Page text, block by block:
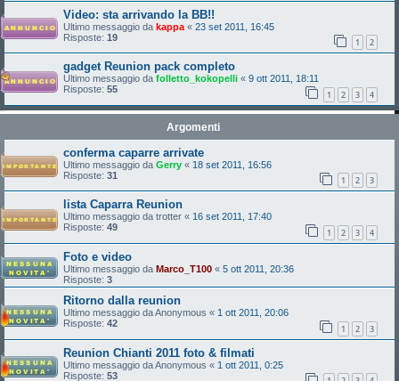
Video: sta arrivando la BB!!
Ultimo messaggio da kappa « 23 set 2011, 16:45
Risposte: 19 1 2
gadget Reunion pack completo
Ultimo messaggio da folletto_kokopelli « 9 ott 2011, 18:11
Risposte: 55 1 2 3 4
Argomenti
conferma caparre arrivate
Ultimo messaggio da Gerry « 18 set 2011, 16:56
Risposte: 31 1 2 3
lista Caparra Reunion
Ultimo messaggio da trotter « 16 set 2011, 17:40
Risposte: 49 1 2 3 4
Foto e video
Ultimo messaggio da Marco_T100 « 5 ott 2011, 20:36
Risposte: 3
Ritorno dalla reunion
Ultimo messaggio daAnonymous « 1 ott 2011, 20:06
Risposte: 42 1 2 3
Reunion Chianti 2011 foto & filmati
Ultimo messaggio daAnonymous « 1 ott 2011, 0:25
Risposte: 53